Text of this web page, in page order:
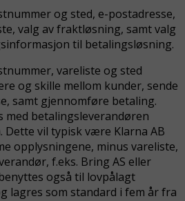
og sted, e-postadresse,
valg av fraktløsning, samt valg
til betalingsløsning.
vareliste og sted
og skille mellom kunder, sende
samt gjennomføre betaling.
med betalingsleverandøren
Dette vil typisk være Klarna AB
opplysningene, minus vareliste,
f.eks. Bring AS eller
også til lovpålagt
lagres som standard i fem år fra